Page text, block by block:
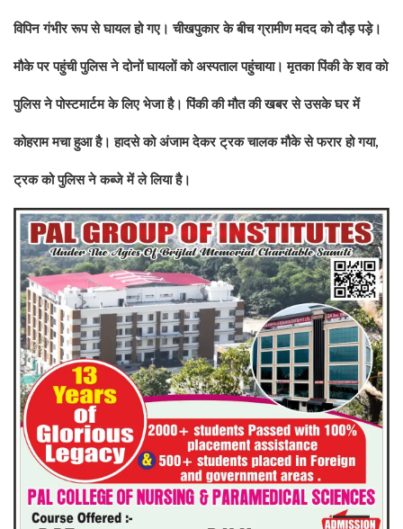
विपिन गंभीर रूप से घायल हो गए। चीखपुकार के बीच ग्रामीण मदद को दौड़ पड़े।
मौके पर पहुंची पुलिस ने दोनों घायलों को अस्‍पताल पहुंचाया। मृतका पिंकी के शव को
पुलिस ने पोस्‍टमार्टम के लिए भेजा है। पिंकी की मौत की खबर से उसके घर में
कोहराम मचा हुआ है। हादसे को अंजाम देकर ट्रक चालक मौके से फरार हो गया,
ट्रक को पुलिस ने कब्‍जे में ले लिया है।